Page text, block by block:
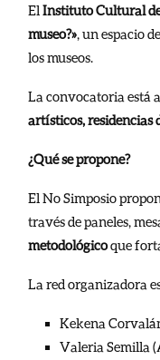
El Instituto Cultural
museo?» , un espacio
los museos.
La convocatoria está
artísticos, residencias
¿Qué se propone?
El No Simposio
través de paneles,
metodológicoque
La red organizadora
Kekena
Valeria Semilla